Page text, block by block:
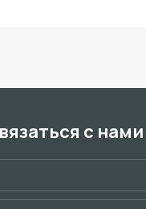
с нами